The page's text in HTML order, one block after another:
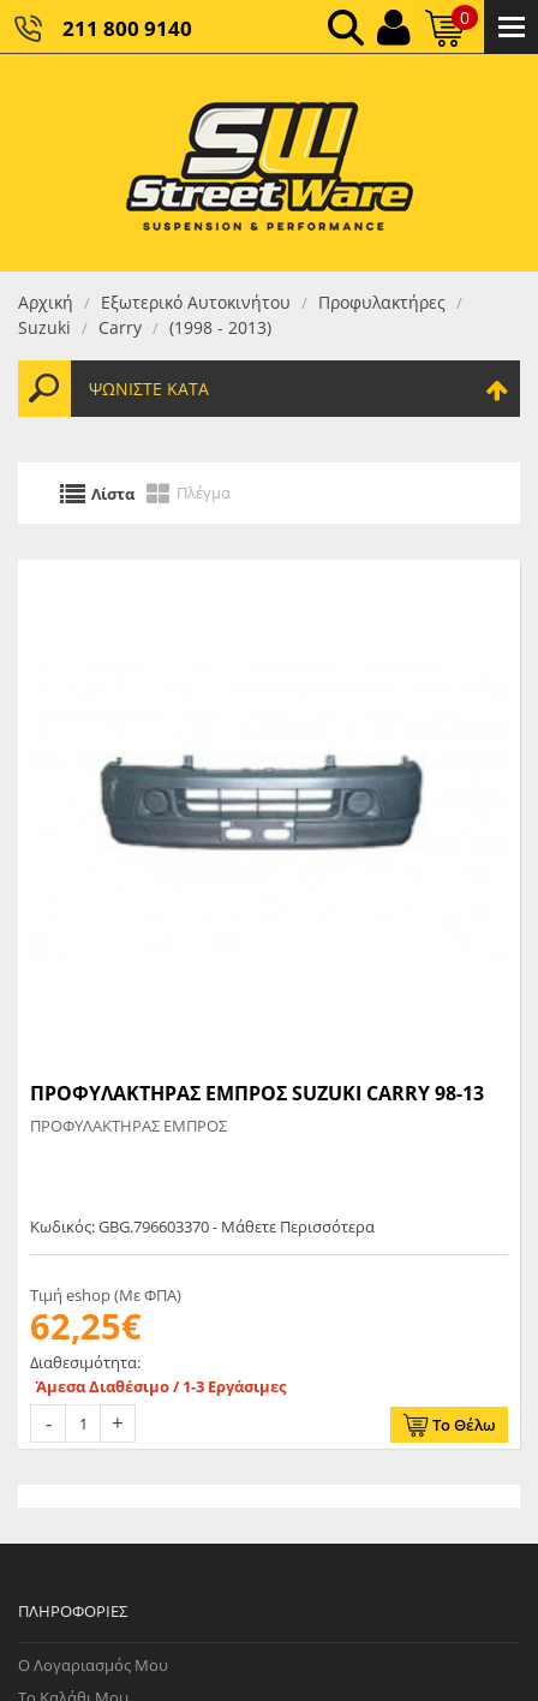
211 800 9140 0
ΚΑΘΑΡΌ ΣΎΝΟΛΟ:
ΤΕΛΙΚΌ ΣΎΝΟΛΟ:0,00 €
Αρχική / Εξωτερικό Αυτοκινήτου / Προφυλακτήρες /
Suzuki / Carry / (1998 - 2013)
ΨΩΝΊΣΤΕ ΚΑΤΆ
Λίστα Πλέγμα
ΠΡΟΦΥΛΑΚΤΗΡΑΣ ΕΜΠΡΟΣ SUZUKI CARRY 98-13
ΠΡΟΦΥΛΑΚΤΗΡΑΣ ΕΜΠΡΟΣ
Κωδικός: GBG.796603370 - Μάθετε Περισσότερα
Τιμή eshop (Με ΦΠΑ)
62,25€
Διαθεσιμότητα:
Άμεσα Διαθέσιμο / 1-3 Εργάσιμες
Το Θέλω
ΠΛΗΡΟΦΟΡΊΕΣ
Ο Λογαριασμός Μου